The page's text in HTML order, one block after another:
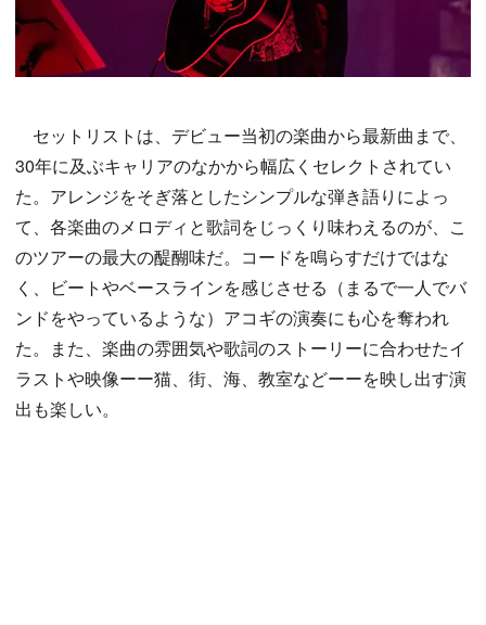
セットリストは、デビュー当初の楽曲から最新曲まで、
30年に及ぶキャリアのなかから幅広くセレクトされてい
た。アレンジをそぎ落としたシンプルな弾き語りによっ
て、各楽曲のメロディと歌詞をじっくり味わえるのが、こ
のツアーの最大の醍醐味だ。コードを鳴らすだけではな
く、ビートやベースラインを感じさせる（まるで一人でバ
ンドをやっているような）アコギの演奏にも心を奪われ
た。また、楽曲の雰囲気や歌詞のストーリーに合わせたイ
ラストや映像ーー猫、街、海、教室などーーを映し出す演
出も楽しい。